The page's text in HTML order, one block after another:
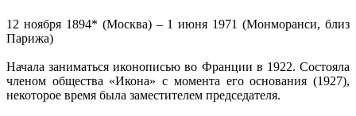
12 ноября 1894* (Москва) – 1 июня 1971 (Монморанси, близ
Парижа)
Начала заниматься иконописью во Франции в 1922. Состояла
членом общества «Икона» с момента его основания (1927),
некоторое время была заместителем председателя.